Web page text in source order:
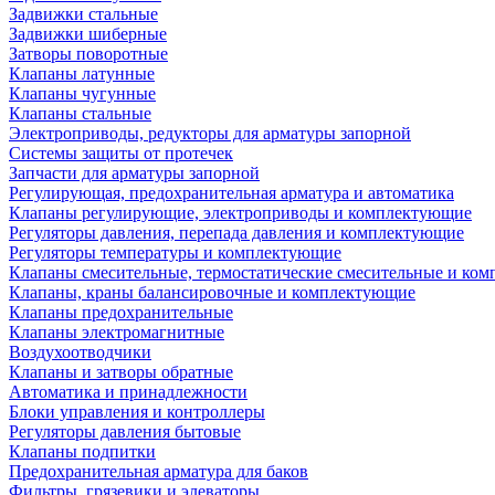
Задвижки стальные
Задвижки шиберные
Затворы поворотные
Клапаны латунные
Клапаны чугунные
Клапаны стальные
Электроприводы, редукторы для арматуры запорной
Системы защиты от протечек
Запчасти для арматуры запорной
Регулирующая, предохранительная арматура и автоматика
Клапаны регулирующие, электроприводы и комплектующие
Регуляторы давления, перепада давления и комплектующие
Регуляторы температуры и комплектующие
Клапаны смесительные, термостатические смесительные и
Клапаны, краны балансировочные и комплектующие
Клапаны предохранительные
Клапаны электромагнитные
Воздухоотводчики
Клапаны и затворы обратные
Автоматика и принадлежности
Блоки управления и контроллеры
Регуляторы давления бытовые
Клапаны подпитки
Предохранительная арматура для баков
Фильтры, грязевики и элеваторы